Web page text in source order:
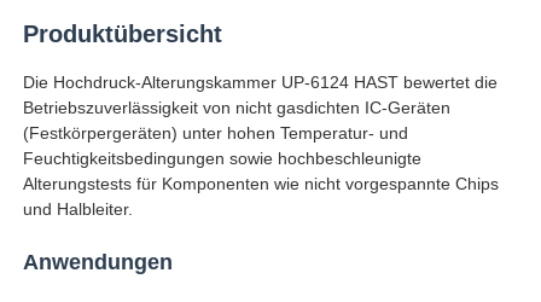
Startseite
Produkte
Produktübersicht
Die Hochdruck-Alterungskammer UP-6124 HAST bewertet die
Betriebszuverlässigkeit von nicht gasdichten IC-Geräten
(Festkörpergeräten) unter hohen Temperatur- und
Feuchtigkeitsbedingungen sowie hochbeschleunigte
Alterungstests für Komponenten wie nicht vorgespannte Chips
und Halbleiter.
Anwendungen